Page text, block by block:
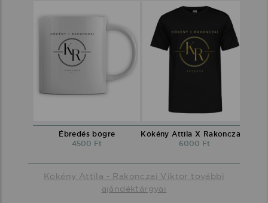
Ébredés bögre
4500 Ft
6000 Ft
Kökény Attila - Rakonczai Viktor további
ajándéktárgyai